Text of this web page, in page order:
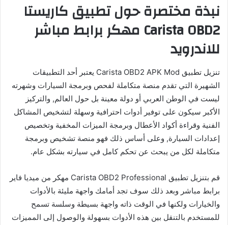
نبذة مختصرة حول تطبيق كاريستا
Carista OBD2 مهكر برابط مباشر
للاندرويد
تنزيل تطبيق Carista OBD2 APK Mod يعتبر أحد التطبيقات
الشهيرة التي تقدم منصة متكاملة لفحص وبرمجة السيارات وشهرته
ليست في الوطن العربي أو دولة معينة بل حول العالم, والتركيز
الأكبر سيكون على توفير أدوات احترافية وسهلة لتشخيص المشاكل
الفنية وقراءة أكواد الأعطال وبرمجة الميزات المخفية وتخصيص
إعدادات السيارة, وعلى أساس ذلك فهو منصة تشخيص وبرمجة
متكاملة لكل من يبحث عن تحكم كامل في سيارته بشكل عام.
قم بتنزيل تطبيق Carista OBD2 Professional مهكر من ميديا فاير
برابط مباشر وبعد ذلك سوف تجد أمامك واجهة مليئة بالأدوات
والخيارات ولكنها في الوقت ذاته واجهة بسيطة وسلسة تسمح
للمستخدم بالتنقل بين هذه الأدوات بسهولة والوصول إلى المميزات